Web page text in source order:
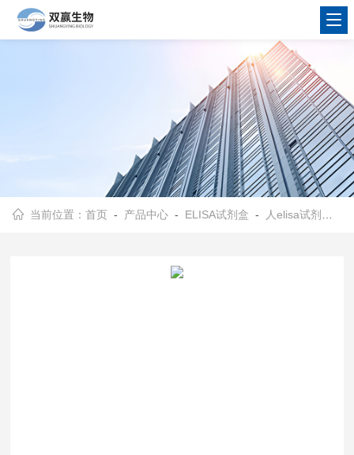
当前位置：首页 - 产品中心 - ELISA试剂盒 - 人elisa试剂盒